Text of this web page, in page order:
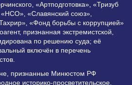
«Артподготовка», «Тризуб
«Славянский союз»,
«Фонд борьбы с коррупцией»
признанная экстремистской,
по решению суда; её
включён в перечень
признанные Минюстом РФ
историко-просветительское,